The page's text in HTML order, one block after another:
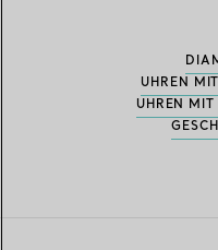
UHREN
UHREN